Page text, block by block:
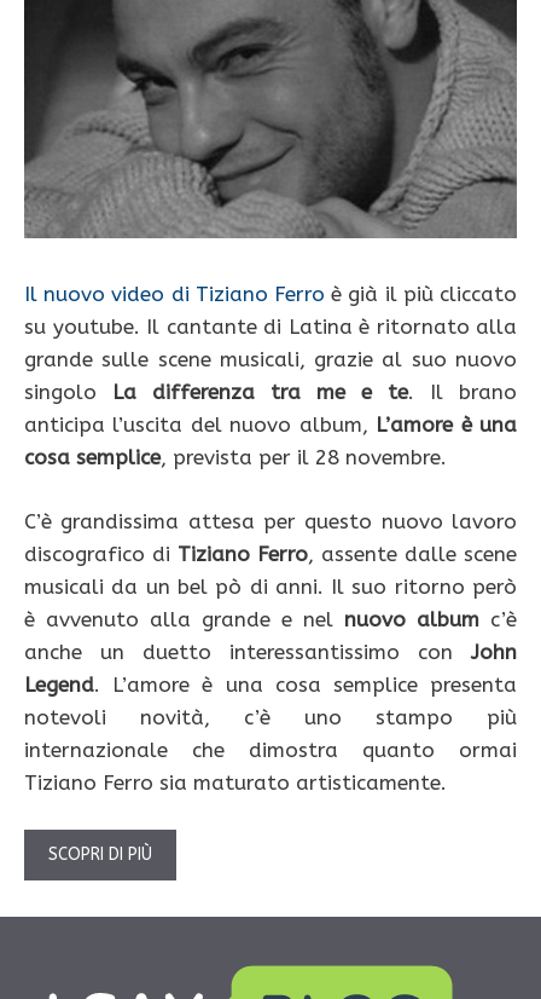
Il nuovo video di Tiziano Ferro è già il più cliccato
su youtube. Il cantante di Latina è ritornato alla
grande sulle scene musicali, grazie al suo nuovo
singolo La differenza tra me e te. Il brano
anticipa l’uscita del nuovo album, L’amore è una
cosa semplice, prevista per il 28 novembre.
C’è grandissima attesa per questo nuovo lavoro
discografico di Tiziano Ferro, assente dalle scene
musicali da un bel pò di anni. Il suo ritorno però
è avvenuto alla grande e nel nuovo album c’è
anche un duetto interessantissimo conJohn
Legend. L’amore è una cosa semplice presenta
notevoli novità, c’è uno stampo più
internazionale che dimostra quanto ormai
Tiziano Ferro sia maturato artisticamente.
SCOPRI DI PIÙ